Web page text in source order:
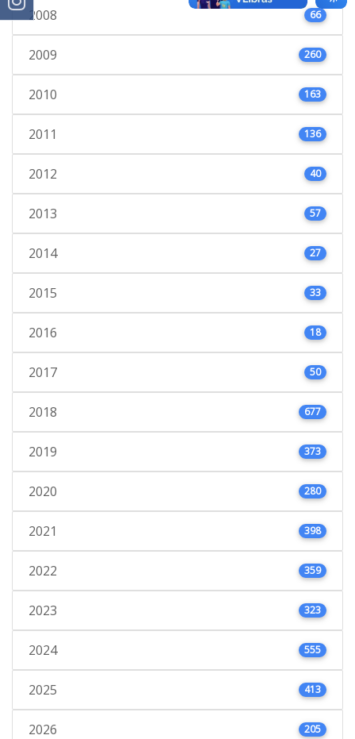
2008 66
2009 260
2010 163
2011 136
2012 40
2013 57
2014 27
2015 33
2016 18
2017 50
2018 677
2019 373
2020 280
2021 398
2022 359
2023 323
2024 555
2025 413
2026 205